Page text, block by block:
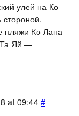
улей на Ко
пляжи Ко Лана —
Та Яй —
at 09:44 #